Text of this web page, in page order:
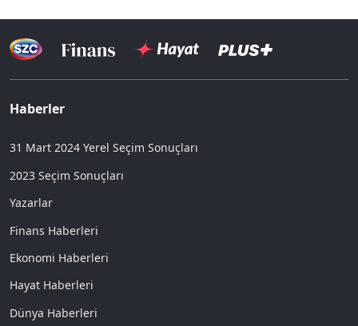
Haberler
31 Mart 2024 Yerel Seçim Sonuçları
2023 Seçim Sonuçları
Yazarlar
Finans Haberleri
Ekonomi Haberleri
Hayat Haberleri
Dünya Haberleri